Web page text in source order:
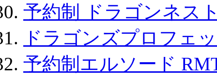
予約制 ドラゴンネス
ドラゴンズプロフェ
予約制エルソード